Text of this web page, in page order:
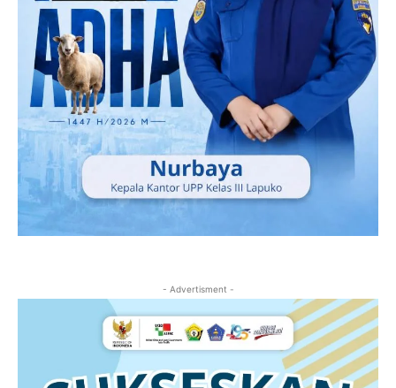
- Advertisment -